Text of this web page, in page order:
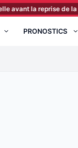
reprise de la saison
PRONOSTICS